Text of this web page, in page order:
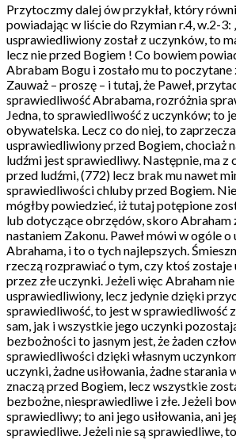
Przytoczmy dalej ów przykłał, który
powiadając w liście do Rzymian r.4, w.2-3:
usprawiedliwiony został z uczynków, to
lecz nie przed Bogiem ! Co bowiem
Abrabam Bogu i zostało mu to poczytane
Zauważ – proszę – i tutaj, że Paweł,
sprawiedliwość Abrabama, rozróżnia
Jedna, to sprawiedliwość z uczynków; to
obywatelska. Lecz co do niej, to
usprawiedliwiony przed Bogiem, chociaż
ludźmi jest sprawiedliwy. Następnie, ma z
przed ludźmi, (772) lecz brak mu nawet
sprawiedliwości chluby przed Bogiem.
mógłby powiedzieć, iż tutaj potępione
lub dotyczące obrzędów, skoro Abraham
nastaniem Zakonu. Paweł mówi w ogóle o
Abrahama, i to o tych najlepszych.
rzeczą rozprawiać o tym, czy ktoś
przez złe uczynki. Jeżeli więc Abraham
usprawiedliwiony, lecz jedynie dzięki
sprawiedliwość, to jest w sprawiedliwość
sam, jak i wszystkie jego uczynki
bezbożności to jasnym jest, że żaden
sprawiedliwości dzięki własnym
uczynki, żadne usiłowania, żadne starania
znaczą przed Bogiem, lecz wszystkie
bezbożne, niesprawiedliwe i złe. Jeżeli
sprawiedliwy; to ani jego usiłowania, ani
sprawiedliwe. Jeżeli nie są sprawiedliwe,